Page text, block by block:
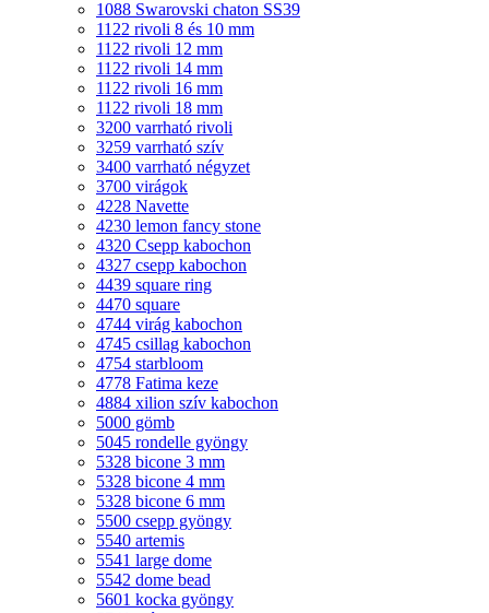
1088 Swarovski chaton SS39
1122 rivoli 8 és 10 mm
1122 rivoli 12 mm
1122 rivoli 14 mm
1122 rivoli 16 mm
1122 rivoli 18 mm
3200 varrható rivoli
3259 varrható szív
3400 varrható négyzet
3700 virágok
4228 Navette
4230 lemon fancy stone
4320 Csepp kabochon
4327 csepp kabochon
4439 square ring
4470 square
4744 virág kabochon
4745 csillag kabochon
4754 starbloom
4778 Fatima keze
4884 xilion szív kabochon
5000 gömb
5045 rondelle gyöngy
5328 bicone 3 mm
5328 bicone 4 mm
5328 bicone 6 mm
5500 csepp gyöngy
5540 artemis
5541 large dome
5542 dome bead
5601 kocka gyöngy